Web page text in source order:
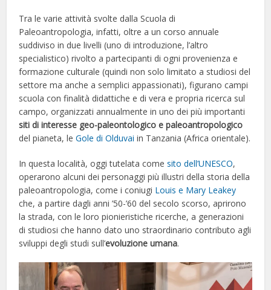
Tra le varie attività svolte dalla Scuola di
Paleoantropologia, infatti, oltre a un corso annuale
suddiviso in due livelli (uno di introduzione, l’altro
specialistico) rivolto a partecipanti di ogni provenienza e
formazione culturale (quindi non solo limitato a studiosi del
settore ma anche a semplici appassionati), figurano campi
scuola con finalità didattiche e di vera e propria ricerca sul
campo, organizzati annualmente in uno dei più importanti
siti di interesse geo-paleontologico e paleoantropologico
del pianeta, leGole di Olduvaiin Tanzania (Africa orientale).
In questa località, oggi tutelata comesito dell’UNESCO,
operarono alcuni dei personaggi più illustri della storia della
paleoantropologia, come i coniugi Louis e Mary Leakey
che, a partire dagli anni ’50-’60 del secolo scorso, aprirono
la strada, con le loro pionieristiche ricerche, a generazioni
di studiosi che hanno dato uno straordinario contributo agli
sviluppi degli studi sull’evoluzione umana.